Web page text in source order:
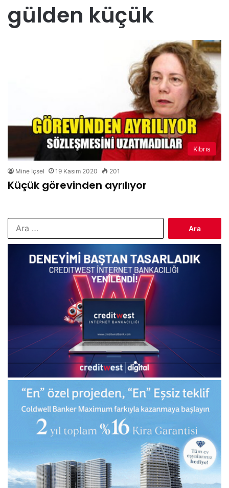
gülden küçük
Kıbrıs
Mine İçsel 19 Kasım 2020 201
Küçük görevinden ayrılıyor